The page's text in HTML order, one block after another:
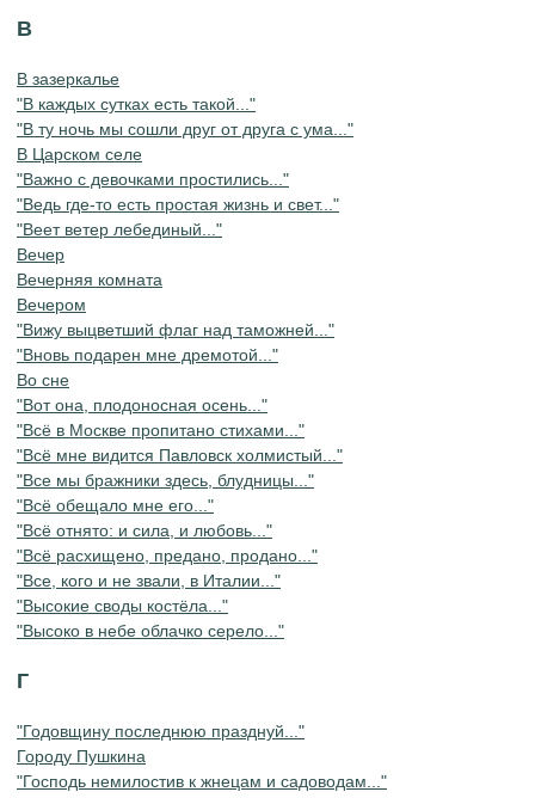
В
В зазеркалье
"В каждых сутках есть такой..."
"В ту ночь мы сошли друг от друга с ума..."
В Царском селе
"Важно с девочками простились..."
"Ведь где-то есть простая жизнь и свет..."
"Веет ветер лебединый..."
Вечер
Вечерняя комната
Вечером
"Вижу выцветший флаг над таможней..."
"Вновь подарен мне дремотой..."
Во сне
"Вот она, плодоносная осень..."
"Всё в Москве пропитано стихами..."
"Всё мне видится Павловск холмистый..."
"Все мы бражники здесь, блудницы..."
"Всё обещало мне его..."
"Всё отнято: и сила, и любовь..."
"Всё расхищено, предано, продано..."
"Все, кого и не звали, в Италии..."
"Высокие своды костёла..."
"Высоко в небе облачко серело..."
Г
"Годовщину последнюю празднуй..."
Городу Пушкина
"Господь немилостив к жнецам и садоводам..."